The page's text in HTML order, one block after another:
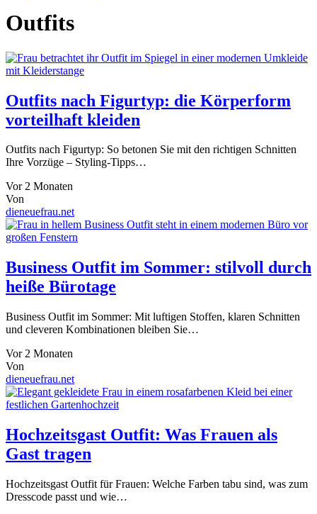
Outfits
Outfits nach Figurtyp: die Körperform
vorteilhaft kleiden
Outfits nach Figurtyp: So betonen Sie mit den richtigen Schnitten
Ihre Vorzüge – Styling-Tipps…
Vor 2 Monaten
Von
dieneuefrau.net
Business Outfit im Sommer: stilvoll durch
heiße Bürotage
Business Outfit im Sommer: Mit luftigen Stoffen, klaren Schnitten
und cleveren Kombinationen bleiben Sie…
Vor 2 Monaten
Von
dieneuefrau.net
Hochzeitsgast Outfit: Was Frauen als
Gast tragen
Hochzeitsgast Outfit für Frauen: Welche Farben tabu sind, was zum
Dresscode passt und wie…